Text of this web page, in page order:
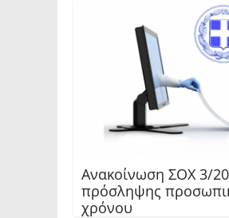
Ανακοίνωση ΣΟΧ 3/
πρόσληψης
χρόνου